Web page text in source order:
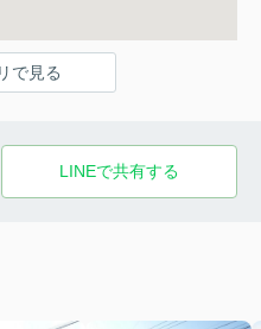
で見る
LINEで共有する